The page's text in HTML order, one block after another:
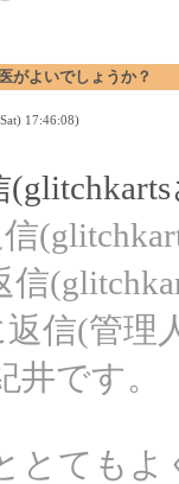
がよいでしょうか？
17:46:08)
信
返信(管理
井です。
とても